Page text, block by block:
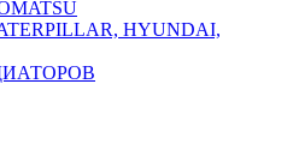
HYUNDAI,